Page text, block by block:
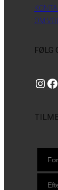
OM
FØLG
Instagram https://www.facebook.com/danishbeachvolleytour